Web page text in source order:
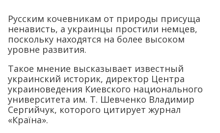
Русским кочевникам от природы присуща
ненависть, а украинцы простили немцев,
поскольку находятся на более высоком
уровне развития.
Такое мнение высказывает известный
украинский историк, директор Центра
украиноведения Киевского национального
университета им. Т. Шевченко Владимир
Сергийчук, которого цитирует журнал
«Країна».